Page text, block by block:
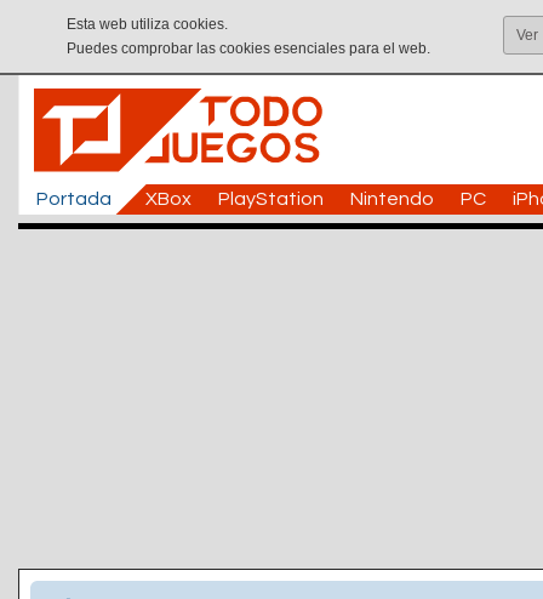
Esta web utiliza cookies.
Puedes comprobar las cookies esenciales para el web.
Ver
Portada XBox PlayStation Nintendo PC